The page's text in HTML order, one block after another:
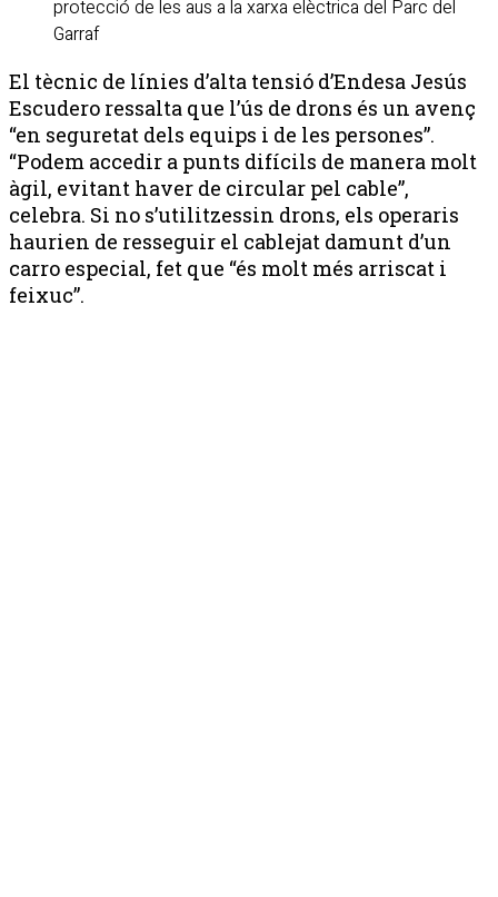
protecció de les aus a la xarxa elèctrica del Parc del
Garraf
El tècnic de línies d’alta tensió d’Endesa Jesús
Escudero ressalta que l’ús de drons és un avenç
“en seguretat dels equips i de les persones”.
“Podem accedir a punts difícils de manera molt
àgil, evitant haver de circular pel cable”,
celebra. Si no s’utilitzessin drons, els operaris
haurien de resseguir el cablejat damunt d’un
carro especial, fet que “és molt més arriscat i
feixuc”.